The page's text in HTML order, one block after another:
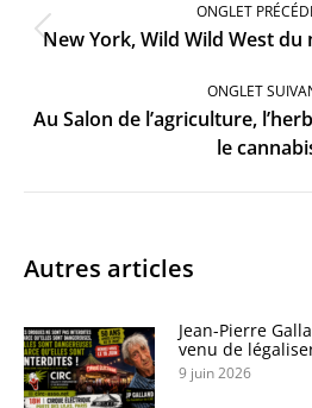
commentaire
ONGLET
New York, Wild Wild West
ONGLET
Au Salon de l’agriculture,
le
Autres articles
Jean-Pierre
venu de
9 juin 2026